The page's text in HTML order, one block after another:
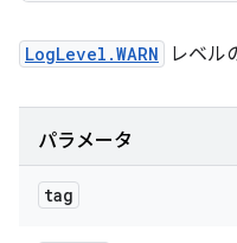
LogLevel.WARN レベル
パラメータ
tag